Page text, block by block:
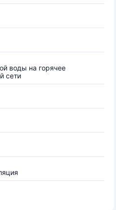
воды на горячее
сети